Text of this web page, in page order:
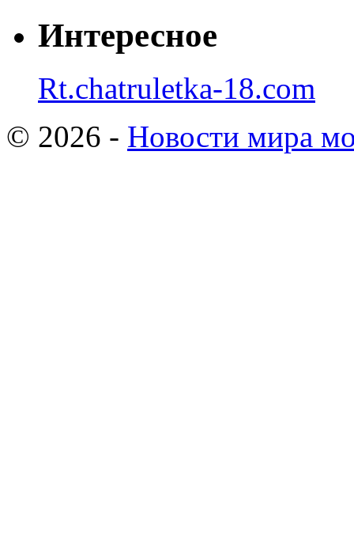
Интересное
Rt.chatruletka-18.com
© 2026 - Новости мира